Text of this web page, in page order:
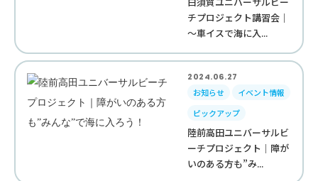
チプロジェクト講習会｜
～車イスで海に入...
2024.06.27
お知らせ
イベント情報
ピックアップ
陸前高田ユニバーサルビ
ーチプロジェクト｜障が
いのある方も”み...